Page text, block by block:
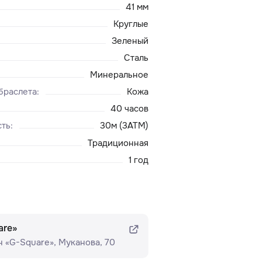
41 мм
Круглые
Зеленый
Сталь
Минеральное
:
Кожа
40 часов
:
30м (3ATM)
Традиционная
1 год
«G-Square»​, Муканова, 70
Доставка и оплата
Сервисный центр